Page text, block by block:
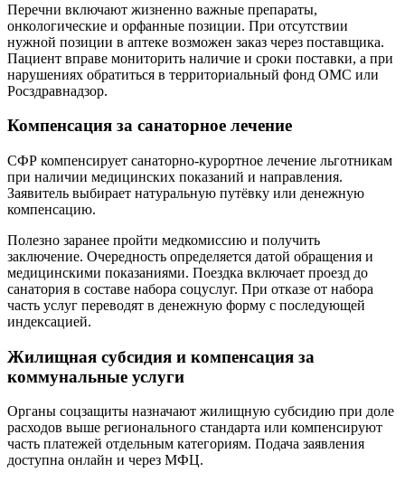
Перечни включают жизненно важные препараты,
онкологические и орфанные позиции. При отсутствии
нужной позиции в аптеке возможен заказ через поставщика.
Пациент вправе мониторить наличие и сроки поставки, а при
нарушениях обратиться в территориальный фонд ОМС или
Росздравнадзор.
Компенсация за санаторное лечение
СФР компенсирует санаторно‑курортное лечение льготникам
при наличии медицинских показаний и направления.
Заявитель выбирает натуральную путёвку или денежную
компенсацию.
Полезно заранее пройти медкомиссию и получить
заключение. Очередность определяется датой обращения и
медицинскими показаниями. Поездка включает проезд до
санатория в составе набора соцуслуг. При отказе от набора
часть услуг переводят в денежную форму с последующей
индексацией.
Жилищная субсидия и компенсация за
коммунальные услуги
Органы соцзащиты назначают жилищную субсидию при доле
расходов выше регионального стандарта или компенсируют
часть платежей отдельным категориям. Подача заявления
доступна онлайн и через МФЦ.